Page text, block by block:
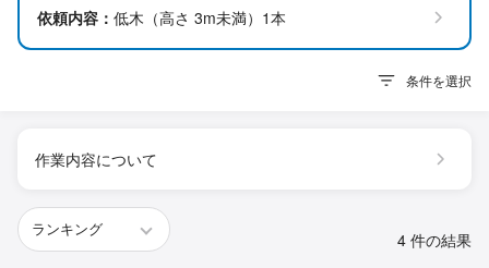
依頼内容： 低木（高さ 3m未満）1本
条件を選択
作業内容について
4 件の結果